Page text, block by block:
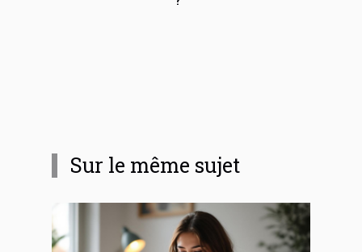
Sur le même sujet